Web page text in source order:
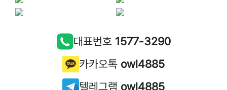
대표번호 1577-3290
카카오톡 owl4885
텔레그램 owl4885